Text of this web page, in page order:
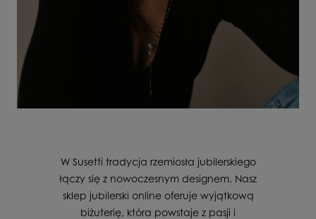
W Susetti tradycja rzemiosła jubilerskiego
łączy się z nowoczesnym designem. Nasz
sklep jubilerski online oferuje wyjątkową
biżuterię, która powstaje z pasji i